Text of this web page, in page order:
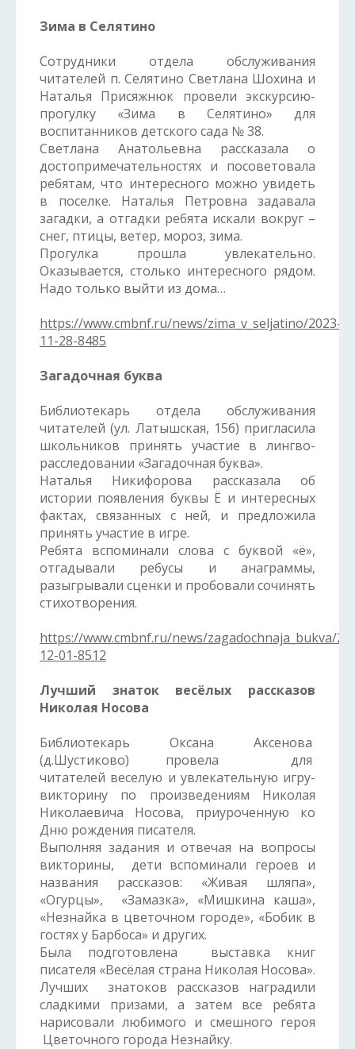
Зима в Селятино
Сотрудники отдела обслуживания
читателей п. Селятино Светлана Шохина и
Наталья Присяжнюк провели экскурсию-
прогулку «Зима в Селятино» для
воспитанников детского сада № 38.
Светлана Анатольевна рассказала о
достопримечательностях и посоветовала
ребятам, что интересного можно увидеть
в поселке. Наталья Петровна задавала
загадки, а отгадки ребята искали вокруг –
снег, птицы, ветер, мороз, зима.
Прогулка прошла увлекательно.
Оказывается, столько интересного рядом.
Надо только выйти из дома…
https://www.cmbnf.ru/news/zima_v_seljatino/2023-
11-28-8485
Загадочная буква
Библиотекарь отдела обслуживания
читателей (ул. Латышская, 15б) пригласила
школьников принять участие в лингво-
расследовании «Загадочная буква».
Наталья Никифорова рассказала об
истории появления буквы Ё и интересных
фактах, связанных с ней, и предложила
принять участие в игре.
Ребята вспоминали слова с буквой «ё»,
отгадывали ребусы и анаграммы,
разыгрывали сценки и пробовали сочинять
стихотворения.
https://www.cmbnf.ru/news/zagadochnaja_bukva/
12-01-8512
Лучший знаток весёлых рассказов
Николая Носова
Библиотекарь Оксана Аксенова
(д.Шустиково) провела для
читателей веселую и увлекательную игру-
викторину по произведениям Николая
Николаевича Носова, приуроченную ко
Дню рождения писателя.
Выполняя задания и отвечая на вопросы
викторины, дети вспоминали героев и
названия рассказов: «Живая шляпа»,
«Огурцы», «Замазка», «Мишкина каша»,
«Незнайка в цветочном городе», «Бобик в
гостях у Барбоса» и других.
Была подготовлена выставка книг
писателя «Весёлая страна Николая Носова».
Лучших знатоков рассказов наградили
сладкими призами, а затем все ребята
нарисовали любимого и смешного героя
Цветочного города Незнайку.